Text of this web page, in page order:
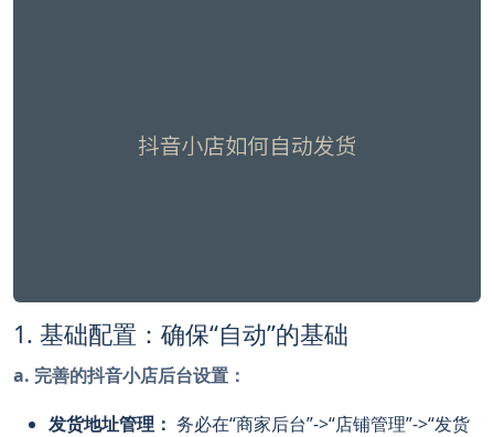
1. 基础配置：确保“自动”的基础
a. 完善的抖音小店后台设置：
发货地址管理： 务必在“商家后台”->“店铺管理”->“发货